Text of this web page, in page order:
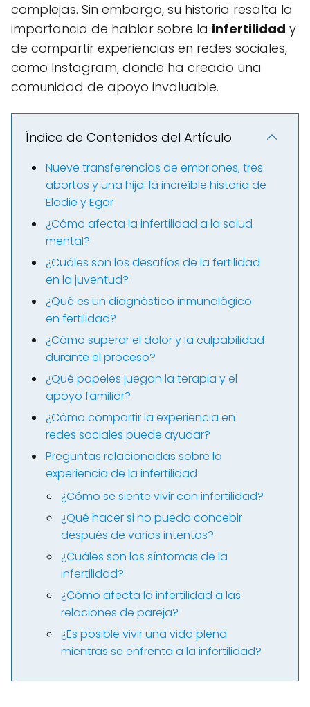
complejas. Sin embargo, su historia resalta la
importancia de hablar sobre la infertilidad y
de compartir experiencias en redes sociales,
como Instagram, donde ha creado una
comunidad de apoyo invaluable.
Índice de Contenidos del Artículo
Nueve transferencias de embriones, tres
abortos y una hija: la increíble historia de
Elodie y Egar
¿Cómo afecta la infertilidad a la salud
mental?
¿Cuáles son los desafíos de la fertilidad
en la juventud?
¿Qué es un diagnóstico inmunológico
en fertilidad?
¿Cómo superar el dolor y la culpabilidad
durante el proceso?
¿Qué papeles juegan la terapia y el
apoyo familiar?
¿Cómo compartir la experiencia en
redes sociales puede ayudar?
Preguntas relacionadas sobre la
experiencia de la infertilidad
¿Cómo se siente vivir con infertilidad?
¿Qué hacer si no puedo concebir
después de varios intentos?
¿Cuáles son los síntomas de la
infertilidad?
¿Cómo afecta la infertilidad a las
relaciones de pareja?
¿Es posible vivir una vida plena
mientras se enfrenta a la infertilidad?